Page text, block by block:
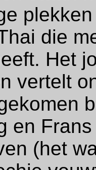
die
Het
vertelt
en
(het